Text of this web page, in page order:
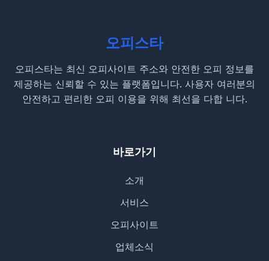
오피스타
오피스타는 최신 오피사이트 주소와 안전한 오피 정보를
제공하는 신뢰할 수 있는 플랫폼입니다. 사용자 여러분의
안전하고 편리한 오피 이용을 위해 최선을 다합 니다.
바로가기
소개
서비스
오피사이트
업체소식